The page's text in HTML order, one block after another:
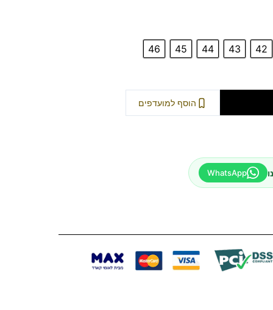
42
43
44
45
46
הוסף למועדפים
WhatsApp